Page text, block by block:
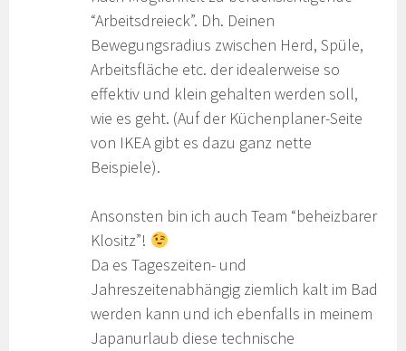
“Arbeitsdreieck”. Dh. Deinen
Bewegungsradius zwischen Herd, Spüle,
Arbeitsfläche etc. der idealerweise so
effektiv und klein gehalten werden soll,
wie es geht. (Auf der Küchenplaner-Seite
von IKEA gibt es dazu ganz nette
Beispiele).
Ansonsten bin ich auch Team “beheizbarer
Klositz”!
Da es Tageszeiten- und
Jahreszeitenabhängig ziemlich kalt im Bad
werden kann und ich ebenfalls in meinem
Japanurlaub diese technische